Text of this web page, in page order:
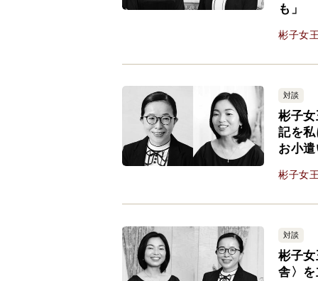
も」
彬子女
対談
彬子
記を
お小
彬子女
対談
彬子
舎〉